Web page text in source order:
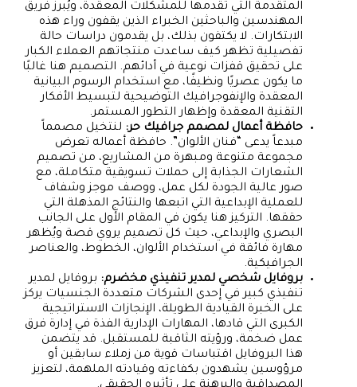
المتقدمة التي تقدمها للمشكلات المعقدة، ويُبرز فريق
المهندسين والباحثين الخبراء الذين يقفون وراء هذه
الابتكارات. لا يكتفون بذلك، بل يقدمون دراسات حالة
تفصيلية تظهر كيف ساعدت منتجاتهم العملاء الكبار
على تحقيق قفزات نوعية في أدائهم. التصميم هنا غالبًا
ما يكون عصريًا ونظيفًا، مع استخدام الرسوم البيانية
المعقدة والإنفوجرافيك التوضيحية لتبسيط الأفكار
التقنية المعقدة وإظهار التطور المستمر.
حافظة أعمال لمصمم جرافيك حر: لنتخيل مصمماً
مبدعاً يدعى “فنان الألوان”. حافظة أعماله تعرض
مجموعة متنوعة ومبهرة من المشاريع، من تصميم
الشعارات الجذابة إلى حملات تسويقية متكاملة، مع
صور عالية الجودة لكل عمل، ووصف موجز وشفاف
للعملية الإبداعية التي اتبعها والنتائج المذهلة التي
حققها. التركيز هنا يكون في المقام الأول على الجانب
البصري والإبداعي، حيث كل تصميم يروي قصة ويُظهر
مهارة فائقة في استخدام الألوان، الخطوط، والعناصر
الجرافيكية.
بروفايل شخصي لمدير تنفيذي مخضرم: بروفايل لمدير
تنفيذي كبير في إحدى الشركات متعددة الجنسيات يركز
على الخبرة القيادية الطويلة، الإنجازات الاستراتيجية
الكبرى التي قادها، المهارات الإدارية الفذة في إدارة فرق
عمل ضخمة، ورؤيته الثاقبة للمستقبل. قد يتضمن
هذا البروفايل اقتباسات قوية من زملاء سابقين أو
مرؤوسين يشهدون بكفاءته وقيادته الملهمة، لتعزيز